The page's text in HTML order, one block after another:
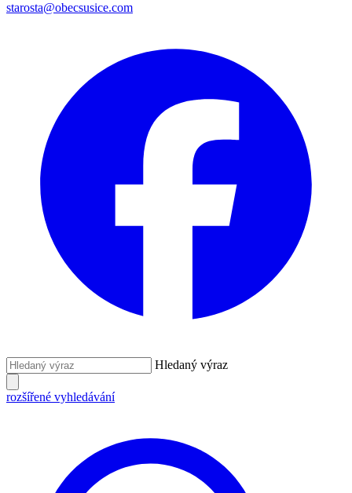
starosta@obecsusice.com
Hledaný výraz
rozšířené vyhledávání